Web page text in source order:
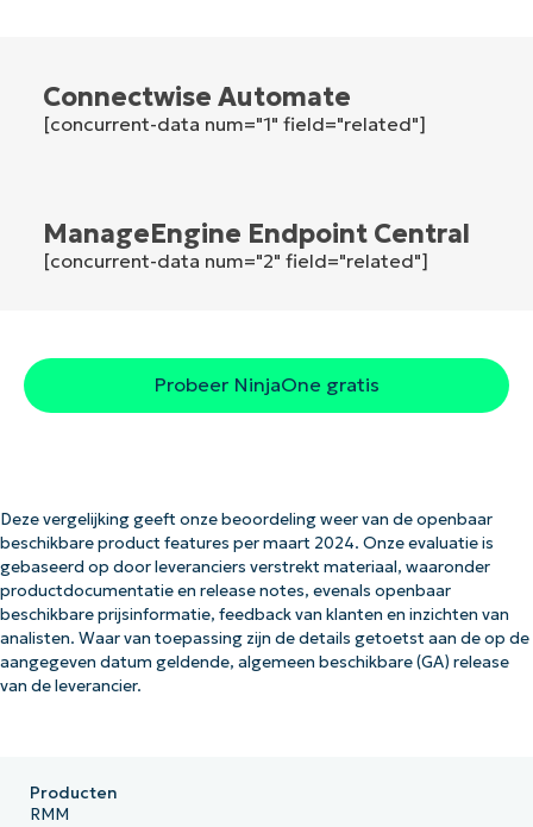
Connectwise Automate
[concurrent-data num="1" field="related"]
ManageEngine Endpoint Central
[concurrent-data num="2" field="related"]
Probeer NinjaOne gratis
Deze vergelijking geeft onze beoordeling weer van de openbaar
beschikbare product features per maart 2024. Onze evaluatie is
gebaseerd op door leveranciers verstrekt materiaal, waaronder
productdocumentatie en release notes, evenals openbaar
beschikbare prijsinformatie, feedback van klanten en inzichten van
analisten. Waar van toepassing zijn de details getoetst aan de op de
aangegeven datum geldende, algemeen beschikbare (GA) release
van de leverancier.
Producten
RMM